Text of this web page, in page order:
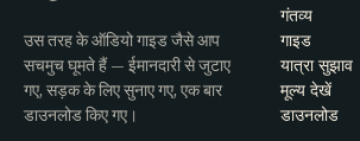
उस तरह के ऑडियो गाइड जैसे आप
सचमुच घूमते हैं — ईमानदारी से जुटाए
गए, सड़क के लिए सुनाए गए, एक बार
डाउनलोड किए गए।
गंतव्य
गाइड
यात्रा सुझाव
मूल्य देखें
डाउनलोड